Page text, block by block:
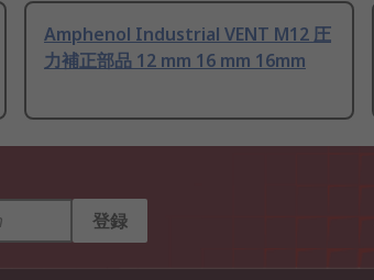
Amphenol Industrial VENT M12 圧
力補正部品 12 mm 16 mm 16mm
登録